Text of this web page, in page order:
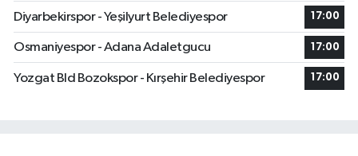
Diyarbekirspor - Yeşilyurt Belediyespor 17:00
Osmaniyespor - Adana Adaletgucu 17:00
Yozgat Bld Bozokspor - Kırşehir Belediyespor 17:00